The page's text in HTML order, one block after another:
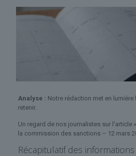
Analyse : Notre rédaction met en
retenir.
Un regard de nos journalistes sur l'article
la commission des sanctions – 12 mars
Récapitulatif des informations